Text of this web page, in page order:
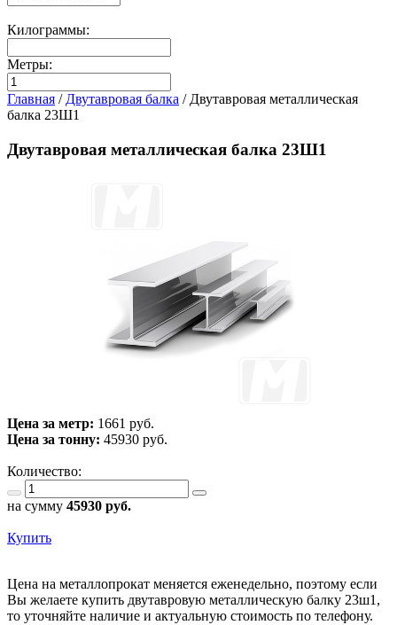
Килограммы:
Метры:
Главная / Двутавровая балка / Двутавровая металлическая
балка 23Ш1
Двутавровая металлическая балка 23Ш1
Цена за метр: 1661 руб.
Цена за тонну: 45930 руб.
Количество:
на сумму 45930 руб.
Купить
Цена на металлопрокат меняется еженедельно, поэтому если
Вы желаете купить двутавровую металлическую балку 23ш1,
то уточняйте наличие и актуальную стоимость по телефону.